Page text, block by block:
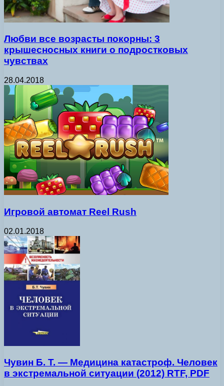
Любви все возрасты покорны: 3
крышесносных книги о подростковых
чувствах
28.04.2018
Игровой автомат Reel Rush
02.01.2018
Чувин Б. Т. — Медицина катастроф. Человек
в экстремальной ситуации (2012) RTF, PDF